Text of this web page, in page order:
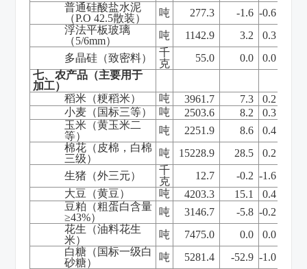
普通硅酸盐水泥
（P.O 42.5散装） 吨 277.3 -1.6 -0.6
浮法平板玻璃
（5/6mm） 吨 1142.9 3.2
0.3
多晶硅（致密料）
千
克
55.0 0.0
0.0
七、农产品（主要用于
加工）
稻米（粳稻米）
吨 3961.7 7.3
0.2
小麦（国标三等）
吨 2503.6 8.2
0.3
玉米（黄玉米二
等）
吨 2251.9 8.6
0.4
棉花（皮棉，白棉
三级）
吨 15228.9 28.5
0.2
生猪（外三元）
千
克
12.7 -0.2 -1.6
大豆（黄豆）
吨 4203.3 15.1
0.4
豆粕（粗蛋白含量
≥43%） 吨 3146.7 -5.8 -0.2
花生（油料花生
米）
吨 7475.0 0.0
0.0
白糖（国标一级白
砂糖）
吨 5281.4 -52.9 -1.0